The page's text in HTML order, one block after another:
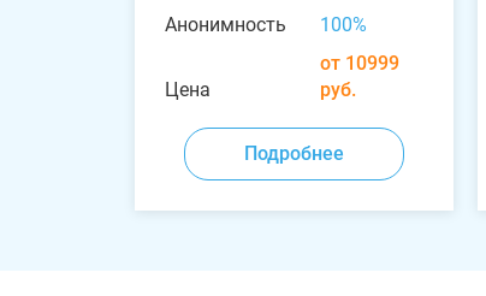
Анонимность
100%
Цена
от 10999
руб.
Подробнее